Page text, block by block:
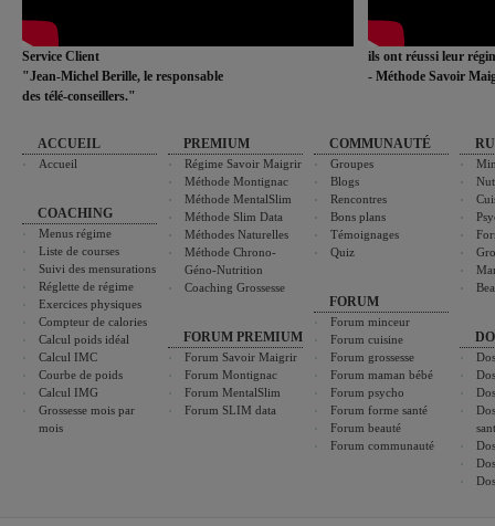
Service Client
"Jean-Michel Berille, le responsable
des télé-conseillers."
ils ont réussi leur
- Méthode Savoir
ACCUEIL
Accueil
COACHING
Menus régime
Liste de courses
Suivi des mensurations
Réglette de régime
Exercices physiques
Compteur de calories
Calcul poids idéal
Calcul IMC
Courbe de poids
Calcul IMG
Grossesse mois par
mois
PREMIUM
Régime Savoir Maigrir
Méthode Montignac
Méthode MentalSlim
Méthode Slim Data
Méthodes Naturelles
Méthode Chrono-
Géno-Nutrition
Coaching Grossesse
FORUM PREMIUM
Forum Savoir Maigrir
Forum Montignac
Forum MentalSlim
Forum SLIM data
COMMUNAUTÉ
Groupes
Blogs
Rencontres
Bons plans
Témoignages
Quiz
FORUM
Forum minceur
Forum cuisine
Forum grossesse
Forum maman bébé
Forum psycho
Forum forme santé
Forum beauté
Forum communauté